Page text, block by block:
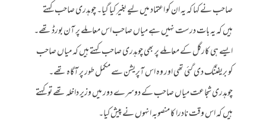
صاحب نے کہا کہ یہ ان کو اعتماد میں لیے بغیر کیا گیا۔ چوہدری صاحب کہتے
ہیں کہ یہ بات درست نہیں ہے میاں صاحب اس معاملے پر آن بورڈ تھے۔
ایسے ہی کارگل کے معاملے پر بھی چوہدری صاحب کہتے ہیں کہ میاں صاحب
کو بریفننگ دی گئی تھی اور وہ اس آپریشن سے مکمل طور پر آگاہ تھے۔
چوہدری شجاعت میاں صاحب کے دوسرے دور میں وزیر داخلہ تھے تو کہتے
ہیں کہ اس وقت نادرا کا منصوبہ انہوں نے پیش کیا۔